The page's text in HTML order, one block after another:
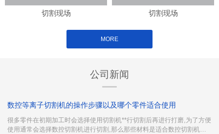
切割现场 切割现场
MORE
公司新闻
数控等离子切割机的操作步骤以及哪个零件适合使用
很多零件在初期加工时会选择使用切割机**行切割后再进行打磨,为了方便
使用通常会选择数控切割机进行切割,那么那些材料是适合数控切割机下